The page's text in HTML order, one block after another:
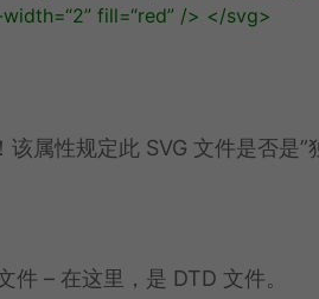
“2” fill=“red” /> </svg>
属性规定此 SVG 文件是否是”
– 在这里，是 DTD 文件。